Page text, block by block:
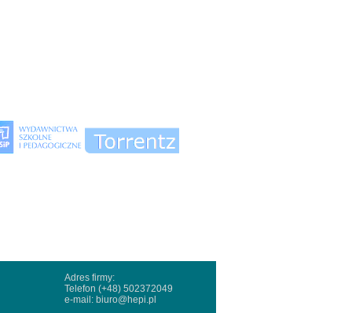
Adres firmy:
Telefon (+48) 502372049
e-mail: biuro@hepi.pl